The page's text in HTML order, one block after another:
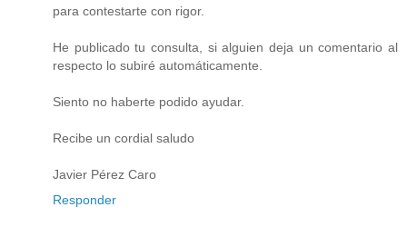
para contestarte con rigor.
He publicado tu consulta, si alguien deja un comentario al
respecto lo subiré automáticamente.
Siento no haberte podido ayudar.
Recibe un cordial saludo
Javier Pérez Caro
Responder